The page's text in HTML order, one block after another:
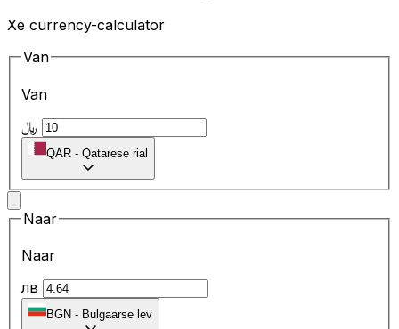
Xe currency-calculator
Van
Van
QAR - Qatarese rial
Naar
Naar
лв
BGN - Bulgaarse lev